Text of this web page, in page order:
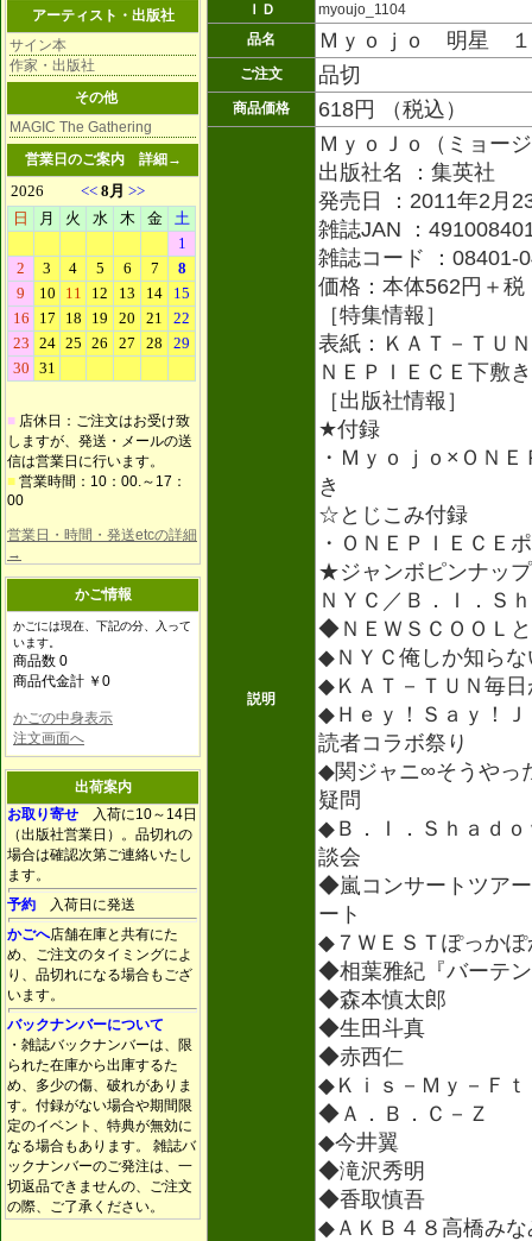
アーティスト・出版社
サイン本
作家・出版社
その他
MAGIC The Gathering
営業日のご案内 詳細→
■ 店休日：ご注文はお受け致
しますが、発送・メールの送
信は営業日に行います。
■ 営業時間：10：00.～17：
00
営業日・時間・発送etcの詳細
→
かご情報
かごには現在、下記の分、入って
います。
商品数 0
商品代金計 ￥0
かごの中身表示
注文画面へ
出荷案内
お取り寄せ 入荷に10～14日
（出版社営業日）。品切れの
場合は確認次第ご連絡いたし
ます。
予約 入荷日に発送
かごへ店舗在庫と共有にた
め、ご注文のタイミングによ
り、品切れになる場合もござ
います。
バックナンバーについて
・雑誌バックナンバーは、限
られた在庫から出庫するた
め、多少の傷、破れがありま
す。付録がない場合や期間限
定のイベント、特典が無効に
なる場合もあります。 雑誌バ
ックナンバーのご発注は、一
切返品できませんの、ご注文
の際、ご了承ください。
ＩＤ
myoujo_1104
品名
Ｍｙｏｊｏ 明星
ご注文 品切
商品価格 618円 （税込）
説明
ＭｙｏＪｏ（ミョー
出版社名 ：集英社
発売日 ：2011年2月
雑誌JAN ：
雑誌コード ：08401-
価格：本体562円＋税
［特集情報］
表紙：ＫＡＴ－ＴＵ
ＮＥＰＩＥＣＥ下敷き
［出版社情報］
★付録
・Ｍｙｏｊｏ×ＯＮ
き
☆とじこみ付録
・ＯＮＥＰＩＥＣＥ
★ジャンボピンナップ
ＮＹＣ／Ｂ．Ｉ．Ｓ
◆ＮＥＷＳＣＯＯＬ
◆ＮＹＣ俺しか知ら
◆ＫＡＴ－ＴＵＮ毎
◆Ｈｅｙ！Ｓａｙ！
読者コラボ祭り
◆関ジャニ∞そうやっ
疑問
◆Ｂ．Ｉ．Ｓｈａｄ
談会
◆嵐コンサートツア
ート
◆７ＷＥＳＴぽっか
◆相葉雅紀『バーテ
◆森本慎太郎
◆生田斗真
◆赤西仁
◆Ｋｉｓ－Ｍｙ－Ｆｔ
◆Ａ．Ｂ．Ｃ－Ｚ
◆今井翼
◆滝沢秀明
◆香取慎吾
◆ＡＫＢ４８高橋みな